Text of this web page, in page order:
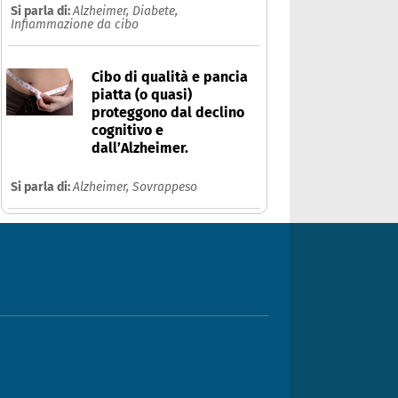
Si parla di:Alzheimer, Diabete,
Infiammazione da cibo
Cibo di qualità e pancia
piatta (o quasi)
proteggono dal declino
cognitivo e
dall’Alzheimer.
Si parla di:Alzheimer, Sovrappeso